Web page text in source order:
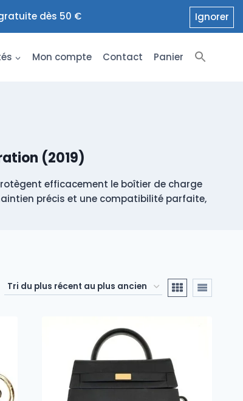
dès 50 € Ignorer
Mon compte Contact Panier
(2019)
efficacement le boîtier de charge
précis et une compatibilité parfaite,